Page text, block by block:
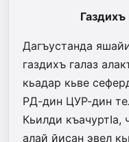
Газдихъ
Дагъустанда
газдихъ галаз
кьадар кьве
РД-дин ЦУР-дин
Кьилди къачуртIа,
алай йисан эвел